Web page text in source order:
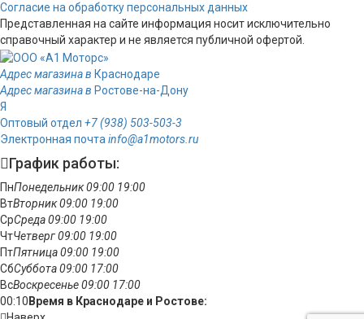
Согласие на обработку персональных данных
Представленная на сайте информация носит исключительно
справочный характер и не является публичной офертой.
Адрес магазина в Краснодаре
Адрес магазина в Ростове-на-Дону
Я
Оптовый отдел +7 (938) 503-503-3
Электронная почта info@a1motors.ru
График работы:
ПнПонедельник09:00 19:00
ВтВторник09:00 19:00
СрСреда09:00 19:00
ЧтЧетверг09:00 19:00
ПтПятница09:00 19:00
СбСуббота09:00 17:00
ВсВоскресенье09:00 17:00
00:10 Время в Краснодаре и Ростове: